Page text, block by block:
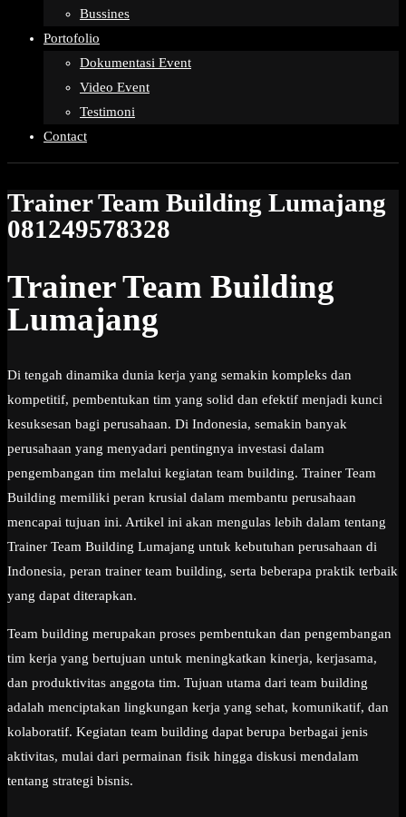
Bussines
Portofolio
Dokumentasi Event
Video Event
Testimoni
Contact
Trainer Team Building Lumajang
081249578328
Trainer Team Building
Lumajang
Di tengah dinamika dunia kerja yang semakin kompleks dan
kompetitif, pembentukan tim yang solid dan efektif menjadi kunci
kesuksesan bagi perusahaan. Di Indonesia, semakin banyak
perusahaan yang menyadari pentingnya investasi dalam
pengembangan tim melalui kegiatan team building. Trainer Team
Building memiliki peran krusial dalam membantu perusahaan
mencapai tujuan ini. Artikel ini akan mengulas lebih dalam tentang
Trainer Team Building Lumajang untuk kebutuhan perusahaan di
Indonesia, peran trainer team building, serta beberapa praktik terbaik
yang dapat diterapkan.
Team building merupakan proses pembentukan dan pengembangan
tim kerja yang bertujuan untuk meningkatkan kinerja, kerjasama,
dan produktivitas anggota tim. Tujuan utama dari team building
adalah menciptakan lingkungan kerja yang sehat, komunikatif, dan
kolaboratif. Kegiatan team building dapat berupa berbagai jenis
aktivitas, mulai dari permainan fisik hingga diskusi mendalam
tentang strategi bisnis.